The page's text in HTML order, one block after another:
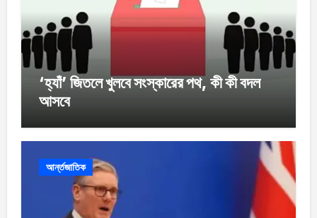
‘হ্যাঁ’ জিতলে খুলবে সংস্কারের পথ, কী কী বদল
আসবে
আর্ন্তজাতিক